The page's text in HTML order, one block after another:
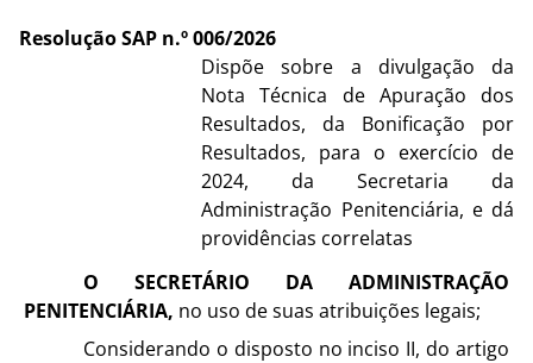
Resolução SAP n.º 006/2026
Dispõe sobre a divulgação da
Nota Técnica de Apuração dos
Resultados, da Bonificação por
Resultados, para o exercício de
2024, da Secretaria da
Administração Penitenciária, e dá
providências correlatas
O SECRETÁRIO DA ADMINISTRAÇÃO
PENITENCIÁRIA, no uso de suas atribuições legais;
Considerando o disposto no inciso II, do artigo